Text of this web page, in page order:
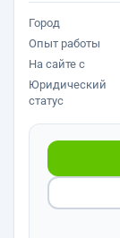
Город
Опыт работы
На сайте с
Юридический
статус